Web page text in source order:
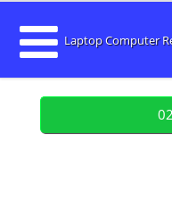
Laptop Computer